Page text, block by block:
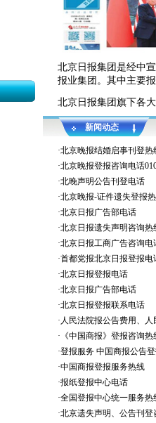
北京日报集团是经中
报业集团。其中主要
北京日报集团旗下各
新闻动态
·北京晚报结婚启事刊登热
·北京晚报登报咨询电话
·北晚声明公告刊登电话
·北京晚报-证件遗失登报
·北京日报广告部电话
·北京日报遗失声明咨询热
·北京日报工商广告咨询电
·首都党报北京日报登报电
·北京日报登报电话
·北京日报广告部电话
·北京日报登报联系电话
· 人民法院报公告费用、人
· 《中国商报》登报咨询热
·登报服务 中国商报公告
·中国商报登报服务热线
·报纸登报中心电话
·全国登报中心统一服务热
·北京遗失声明、公告刊登